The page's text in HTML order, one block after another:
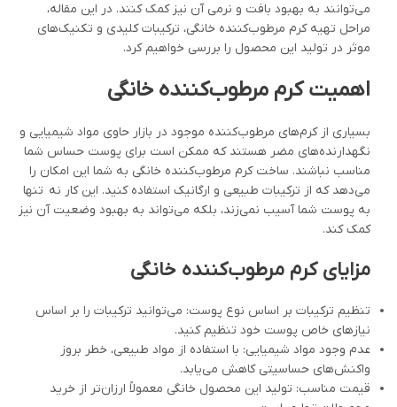
می‌توانند به بهبود بافت و نرمی آن نیز کمک کنند. در این مقاله،
مراحل تهیه کرم مرطوب‌کننده خانگی، ترکیبات کلیدی و تکنیک‌های
موثر در تولید این محصول را بررسی خواهیم کرد.
اهمیت کرم مرطوب‌کننده خانگی
بسیاری از کرم‌های مرطوب‌کننده موجود در بازار حاوی مواد شیمیایی و
نگهدارنده‌های مضر هستند که ممکن است برای پوست حساس شما
مناسب نباشند. ساخت کرم مرطوب‌کننده خانگی به شما این امکان را
می‌دهد که از ترکیبات طبیعی و ارگانیک استفاده کنید. این کار نه تنها
به پوست شما آسیب نمی‌زند، بلکه می‌تواند به بهبود وضعیت آن نیز
کمک کند.
مزایای کرم مرطوب‌کننده خانگی
تنظیم ترکیبات بر اساس نوع پوست: می‌توانید ترکیبات را بر اساس
نیازهای خاص پوست خود تنظیم کنید.
عدم وجود مواد شیمیایی: با استفاده از مواد طبیعی، خطر بروز
واکنش‌های حساسیتی کاهش می‌یابد.
قیمت مناسب: تولید این محصول خانگی معمولاً ارزان‌تر از خرید